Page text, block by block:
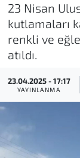
23 Nisan
kutlamaları
renkli ve
atıldı.
23.04.2025 - 17:17
YAYINLANMA
Tüm
Son
Haber